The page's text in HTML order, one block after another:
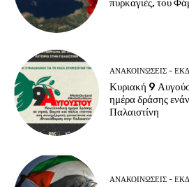
πυρκαγιές, του
ΑΝΑΚΟΙΝΩΣΕΙΣ -
Κυριακή 9
ημέρα δράσης
Παλαιστίνη
ΑΝΑΚΟΙΝΩΣΕΙΣ -